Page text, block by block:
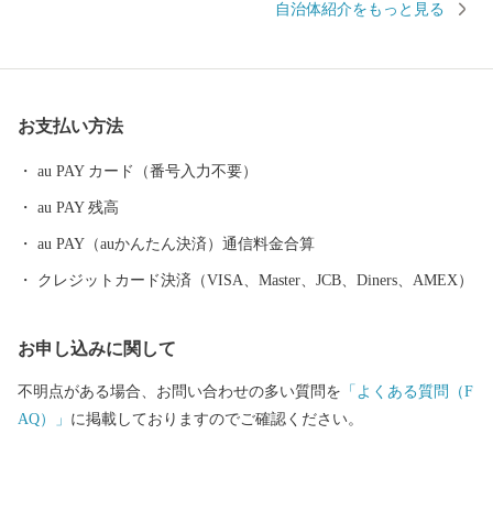
ウなどの希少な生物や日本一の海苔を育んでいます。 年間300万
下有数の酒どころでもあり、毎年3月に市内6蔵が同時に蔵開きを
行う「鹿島酒蔵ツーリズム
自治体紹介をもっと見る
お支払い方法
au PAY カード（番号入力不要）
au PAY 残高
au PAY（auかんたん決済）通信料金合算
クレジットカード決済（VISA、Master、JCB、Diners、AMEX）
お申し込みに関して
不明点がある場合、お問い合わせの多い質問を 「よくある質問（F
AQ）」 に掲載しておりますのでご確認ください。